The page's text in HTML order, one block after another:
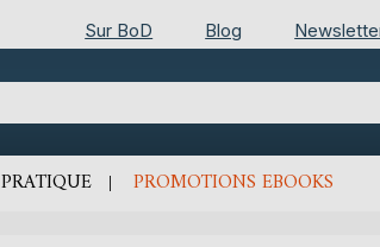
Sur BoD Blog
PRATIQUE PROMOTIONS EBOOKS